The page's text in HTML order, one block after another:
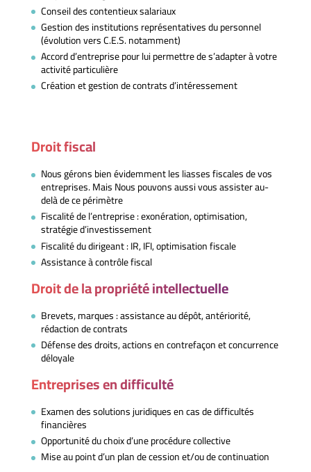
Conseil des contentieux salariaux
Gestion des institutions représentatives du personnel
(évolution vers C.E.S. notamment)
Accord d’entreprise pour lui permettre de s’adapter à votre
activité particulière
Création et gestion de contrats d’intéressement
Droit fiscal
Nous gérons bien évidemment les liasses fiscales de vos
entreprises. Mais Nous pouvons aussi vous assister au-
delà de ce périmètre
Fiscalité de l’entreprise : exonération, optimisation,
stratégie d’investissement
Fiscalité du dirigeant : IR, IFI, optimisation fiscale
Assistance à contrôle fiscal
Droit de la propriété intellectuelle
Brevets, marques : assistance au dépôt, antériorité,
rédaction de contrats
Défense des droits, actions en contrefaçon et concurrence
déloyale
Entreprises en difficulté
Examen des solutions juridiques en cas de difficultés
financières
Opportunité du choix d’une procédure collective
Mise au point d’un plan de cession et/ou de continuation